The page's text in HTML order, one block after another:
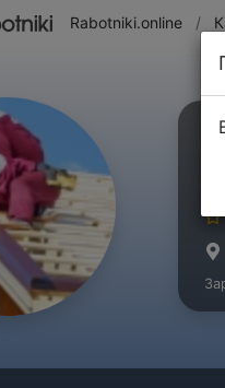
Rabotniki.online /